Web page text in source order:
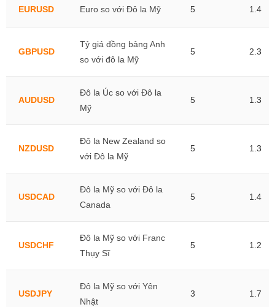
EURUSD Euro so với Đô la Mỹ 5 1.4
GBPUSD
Tỷ giá đồng bảng Anh
so với đô la Mỹ
5 2.3
AUDUSD
Đô la Úc so với Đô la
Mỹ
5 1.3
NZDUSD
Đô la New Zealand so
với Đô la Mỹ
5 1.3
USDCAD
Đô la Mỹ so với Đô la
Canada
5 1.4
USDCHF
Đô la Mỹ so với Franc
Thụy Sĩ
5 1.2
USDJPY
Đô la Mỹ so với Yên
Nhật
3 1.7